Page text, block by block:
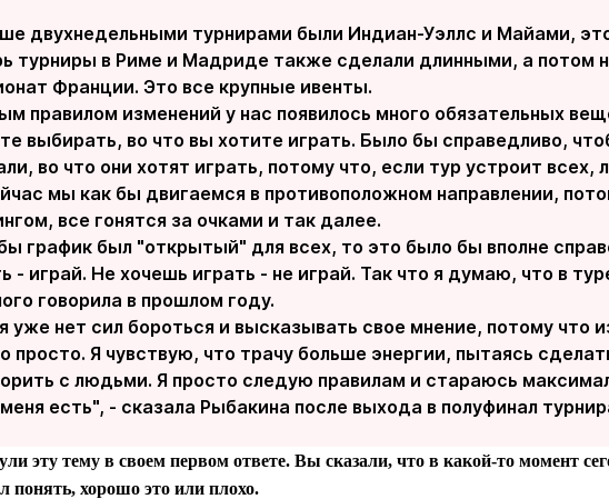
двухнедельными турнирами были Индиан-Уэллс и Майами,
турниры в Риме и Мадриде также сделали длинными, а потом
Франции. Это все крупные ивенты.
правилом изменений у нас появилось много обязательных
выбирать, во что вы хотите играть. Было бы справедливо,
во что они хотят играть, потому что, если тур устроит всех,
мы как бы двигаемся в противоположном направлении,
все гонятся за очками и так далее.
график был "открытый" для всех, то это было бы вполне
- играй. Не хочешь играть - не играй. Так что я думаю, что в
говорила в прошлом году.
уже нет сил бороться и высказывать свое мнение, потому что
просто. Я чувствую, что трачу больше энергии, пытаясь
с людьми. Я просто следую правилам и стараюсь
есть", - сказала Рыбакина после выхода в полуфинал
эту тему в своем первом ответе. Вы сказали, что в какой-то момент
понять, хорошо это или плохо.